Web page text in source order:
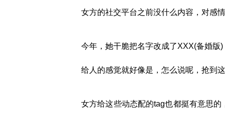
女方的社交平台之前没什么内容，对感
今年，她干脆把名字改成了XXX(备婚版)
给人的感觉就好像是，怎么说呢，抢到
女方给这些动态配的tag也都挺有意思的